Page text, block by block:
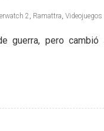
2, Ramattra, Videojuegos
guerra, pero